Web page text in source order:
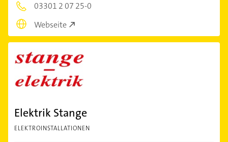
03301 2 07 25-0
Webseite
Elektrik Stange
ELEKTROINSTALLATIONEN